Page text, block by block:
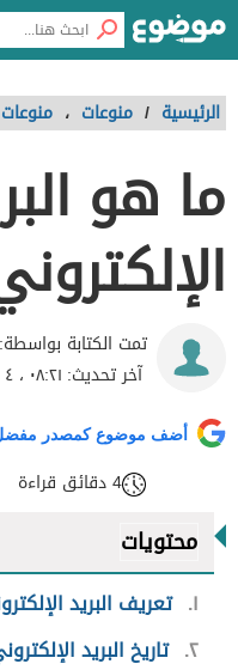
الرئيسية / منوعات ،
ما هو
تمت الكتابة بواسطة:
آخر تحديث: ٠٨:٢١ ، ٤ أغسطس ٢٠٢٠
أضف موضوع كمصدر
4 دقائق قراءة
محتويات
١ تعريف البريد
٢ تاريخ البريد